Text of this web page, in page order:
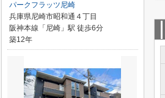
パークフラッツ尼崎
兵庫県尼崎市昭和通４丁目
阪神本線「尼崎」駅 徒歩6分
築12年